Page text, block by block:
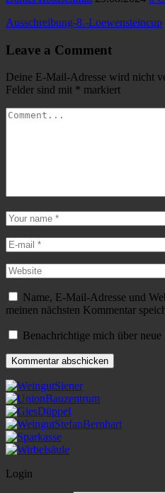
Ausschreibung-8.-Loewensteincup
Leave a Comment
Deine E-Mail-Adresse wird nicht
Felder sind mit * markiert
Name, E-Mail-Adresse und
meinen nächsten Kommentar
Benachrichtige mich über
Login